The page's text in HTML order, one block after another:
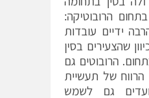
הרובוטיקה:
ידיים עובדות
שהצעירים בסין
הרובוטים גם
של תעשיית
גם לשמש